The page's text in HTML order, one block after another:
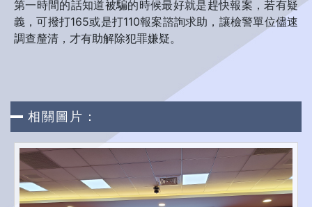
第一時間的話知道被騙的時候最好就是趕快報案，若有疑
義，可撥打165或是打110報案諮詢求助，讓檢警單位儘速
調查釐清，才有助解除犯罪嫌疑。
相關圖片：